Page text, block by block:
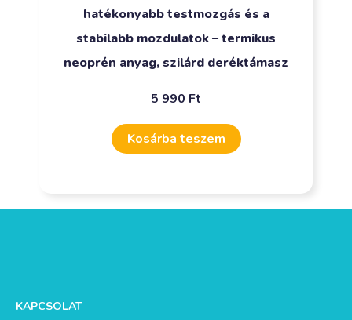
hatékonyabb testmozgás és a
stabilabb mozdulatok – termikus
neoprén anyag, szilárd deréktámasz
5 990 Ft
Kosárba teszem
KAPCSOLAT